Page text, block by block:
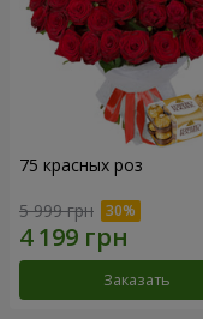
75 красных роз
5 999 грн
Заказать